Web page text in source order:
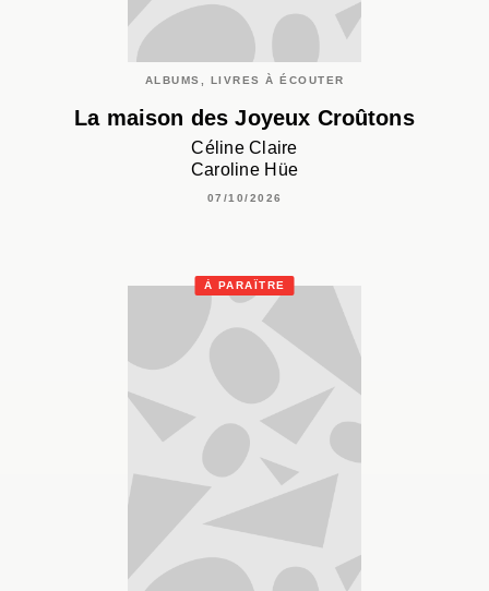
ALBUMS, LIVRES À ÉCOUTER
La maison des Joyeux Croûtons
Céline Claire
Caroline Hüe
07/10/2026
À PARAÎTRE